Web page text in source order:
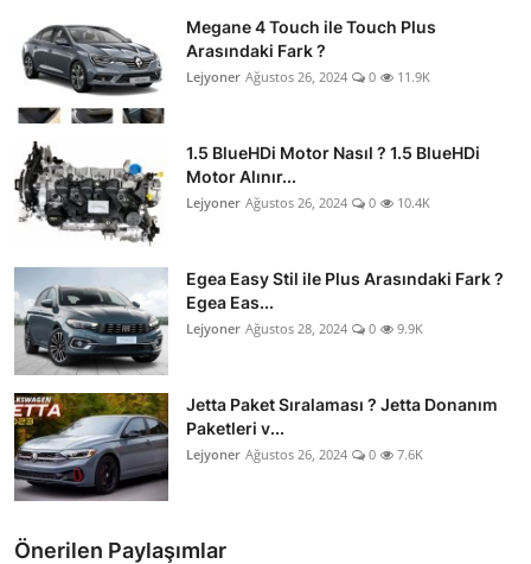
Megane 4 Touch ile Touch Plus
Arasındaki Fark ?
Lejyoner Ağustos 26, 2024 0 11.9K
1.5 BlueHDi Motor Nasıl ? 1.5 BlueHDi
Motor Alınır...
Lejyoner Ağustos 26, 2024 0 10.4K
Egea Easy Stil ile Plus Arasındaki Fark ?
Egea Eas...
Lejyoner Ağustos 28, 2024 0 9.9K
Jetta Paket Sıralaması ? Jetta Donanım
Paketleri v...
Lejyoner Ağustos 26, 2024 0 7.6K
Önerilen Paylaşımlar